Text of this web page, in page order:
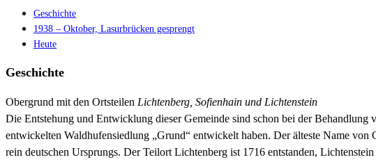
Geschichte
1938 – Oktober, Lasurbrücken gesprengt
Heute
Geschichte
Obergrund mit den Ortsteilen Lichtenberg, Sofienhain und Lichtenstein
Die Entstehung und Entwicklung dieser Gemeinde sind schon bei der Behandlung
entwickelten Waldhufensiedlung „Grund“ entwickelt haben. Der älteste Name
rein deutschen Ursprungs. Der Teilort Lichtenberg ist 1716 entstanden,